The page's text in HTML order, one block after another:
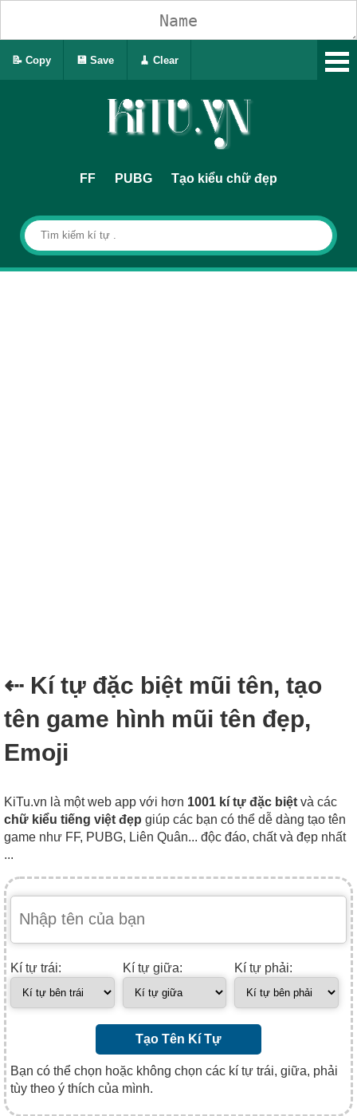
FF PUBG Tạo kiểu chữ đẹp
⇠ Kí tự đặc biệt mũi tên, tạo
tên game hình mũi tên đẹp,
Emoji
KiTu.vn là một web app với hơn 1001 kí tự đặc biệt và các
chữ kiểu tiếng việt đẹp giúp các bạn có thể dễ dàng tạo tên
game như FF, PUBG, Liên Quân... độc đáo, chất và đẹp nhất
...
Kí tự trái: Kí tự giữa: Kí tự phải:
Tạo Tên Kí Tự
Bạn có thể chọn hoặc không chọn các kí tự trái, giữa, phải
tùy theo ý thích của mình.
📝 Copy 💾 Save 🧹 Clear